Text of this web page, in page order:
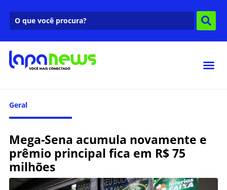
Geral
Mega-Sena acumula novamente e
prêmio principal fica em R$ 75
milhões